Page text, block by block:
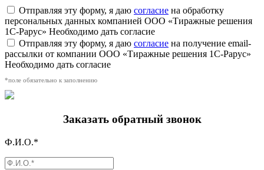
Отправляя эту форму, я даю согласие на обработку
персональных данных компанией ООО «Тиражные решения
1С-Рарус» Необходимо дать согласие
Отправляя эту форму, я даю согласие на получение email-
рассылки от компании ООО «Тиражные решения 1С-Рарус»
Необходимо дать согласие
*поле обязательно к заполнению
Заказать обратный звонок
Ф.И.О.*